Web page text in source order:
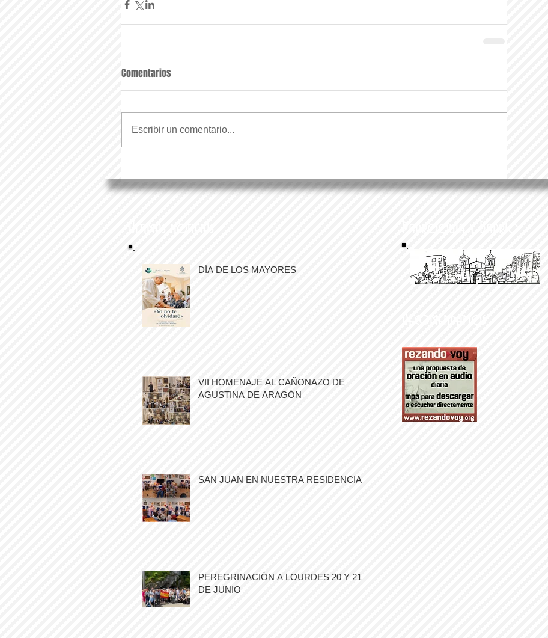
Comentarios
Escribir un comentario...
DÍA DE LOS MAYORES
VII HOMENAJE AL CAÑONAZO DE
AGUSTINA DE ARAGÓN
SAN JUAN EN NUESTRA RESIDENCIA
PEREGRINACIÓN A LOURDES 20 Y 21
DE JUNIO